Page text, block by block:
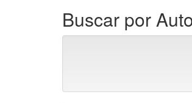
Buscar por